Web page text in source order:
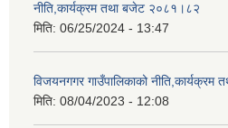
नीति,कार्यक्रम तथा बजेट २०८१।८२
मिति: 06/25/2024 - 13:47
विजयनगगर गाउँपालिकाको
मिति: 08/04/2023 - 12:08